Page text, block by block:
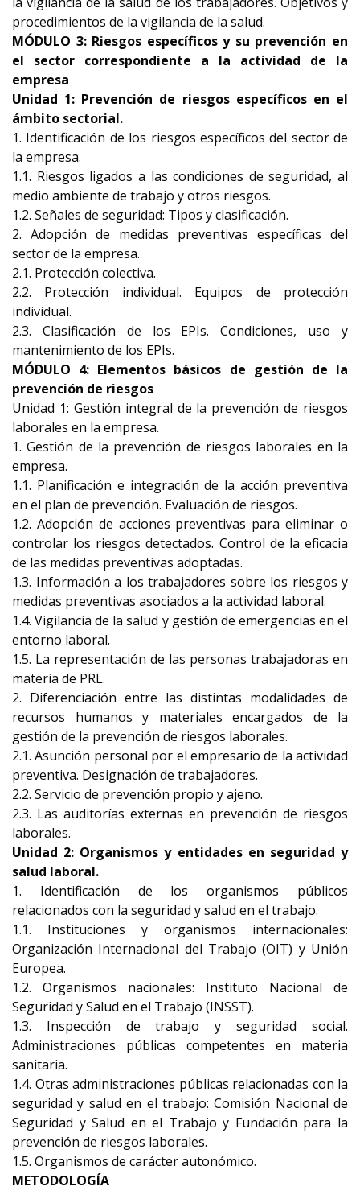
procedimientos de la vigilancia de la salud.
MÓDULO 3: Riesgos específicos y su prevención en
el sector correspondiente a la actividad de la
empresa
Unidad 1: Prevención de riesgos específicos en el
ámbito sectorial.
1. Identificación de los riesgos específicos del sector de
la empresa.
1.1. Riesgos ligados a las condiciones de seguridad, al
medio ambiente de trabajo y otros riesgos.
1.2. Señales de seguridad: Tipos y clasificación.
2. Adopción de medidas preventivas específicas del
sector de la empresa.
2.1. Protección colectiva.
2.2. Protección individual. Equipos de protección
individual.
2.3. Clasificación de los EPIs. Condiciones, uso y
mantenimiento de los EPIs.
MÓDULO 4: Elementos básicos de gestión de la
prevención de riesgos
Unidad 1: Gestión integral de la prevención de riesgos
laborales en la empresa.
1. Gestión de la prevención de riesgos laborales en la
empresa.
1.1. Planificación e integración de la acción preventiva
en el plan de prevención. Evaluación de riesgos.
1.2. Adopción de acciones preventivas para eliminar o
controlar los riesgos detectados. Control de la eficacia
de las medidas preventivas adoptadas.
1.3. Información a los trabajadores sobre los riesgos y
medidas preventivas asociados a la actividad laboral.
1.4. Vigilancia de la salud y gestión de emergencias en el
entorno laboral.
1.5. La representación de las personas trabajadoras en
materia de PRL.
2. Diferenciación entre las distintas modalidades de
recursos humanos y materiales encargados de la
gestión de la prevención de riesgos laborales.
2.1. Asunción personal por el empresario de la actividad
preventiva. Designación de trabajadores.
2.2. Servicio de prevención propio y ajeno.
2.3. Las auditorías externas en prevención de riesgos
laborales.
Unidad 2: Organismos y entidades en seguridad y
salud laboral.
1. Identificación de los organismos públicos
relacionados con la seguridad y salud en el trabajo.
1.1. Instituciones y organismos internacionales:
Organización Internacional del Trabajo (OIT) y Unión
Europea.
1.2. Organismos nacionales: Instituto Nacional de
Seguridad y Salud en el Trabajo (INSST).
1.3. Inspección de trabajo y seguridad social.
Administraciones públicas competentes en materia
sanitaria.
1.4. Otras administraciones públicas relacionadas con la
seguridad y salud en el trabajo: Comisión Nacional de
Seguridad y Salud en el Trabajo y Fundación para la
prevención de riesgos laborales.
1.5. Organismos de carácter autonómico.
METODOLOGÍA